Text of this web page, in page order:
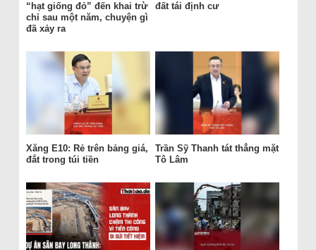
“hạt giống đỏ” đến khai trừ
chỉ sau một năm, chuyện gì
đã xảy ra
đất tái định cư
Xăng E10: Rẻ trên bảng giá,
đắt trong túi tiền
Trần Sỹ Thanh tát thẳng mặt
Tô Lâm